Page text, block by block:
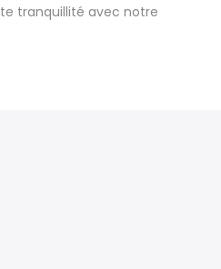
tranquillité avec notre